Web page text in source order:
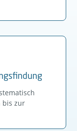
bis zur